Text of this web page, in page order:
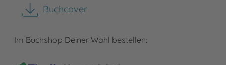
Buchcover
herunterladen
Im Buchshop Deiner Wahl bestellen: